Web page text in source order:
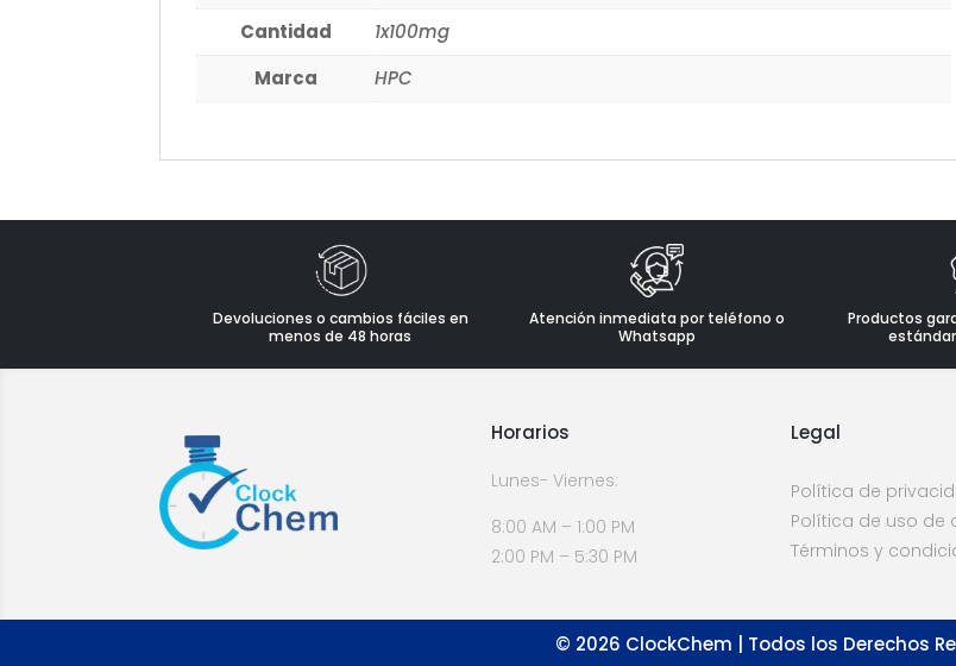
Cantidad
1x100mg
Marca
HPC
Devoluciones o cambios fáciles en
menos de 48 horas
Atención inmediata por teléfono o
Whatsapp
Productos
Horarios
Lunes- Viernes:
8:00 AM – 1:00 PM
2:00 PM – 5:30 PM
Legal
Política de
Política de uso de
Términos y
© 2026 ClockChem | Todos los Derechos